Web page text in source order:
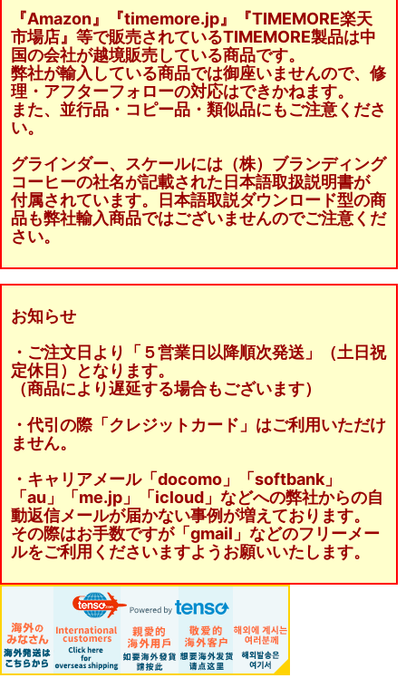
『Amazon』『timemore.jp』『TIMEMORE楽天
市場店』等で販売されているTIMEMORE製品は中
国の会社が越境販売している商品です。
弊社が輸入している商品では御座いませんので、修
理・アフターフォローの対応はできかねます。
また、並行品・コピー品・類似品にもご注意くださ
い。
グラインダー、スケールには（株）ブランディング
コーヒーの社名が記載された日本語取扱説明書が
付属されています。日本語取説ダウンロード型の商
品も弊社輸入商品ではございませんのでご注意くだ
さい。
お知らせ
・ご注文日より「５営業日以降順次発送」（土日祝
定休日）となります。
（商品により遅延する場合もございます）
・代引の際「クレジットカード」はご利用いただけ
ません。
・キャリアメール「docomo」「softbank」
「au」「me.jp」「icloud」などへの弊社からの自
動返信メールが届かない事例が増えております。
その際はお手数ですが「gmail」などのフリーメー
ルをご利用くださいますようお願いいたします。